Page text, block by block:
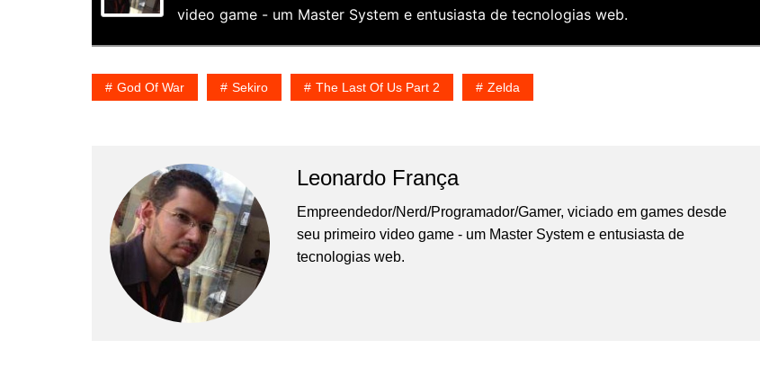
video game - um Master System e entusiasta de tecnologias web.
God Of War Sekiro The Last Of Us Part 2 Zelda
Leonardo França
Empreendedor/Nerd/Programador/Gamer, viciado em games desde
seu primeiro video game - um Master System e entusiasta de
tecnologias web.